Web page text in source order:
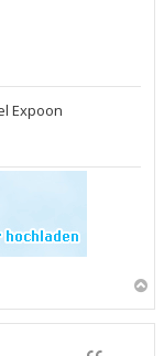
Expoon
ö